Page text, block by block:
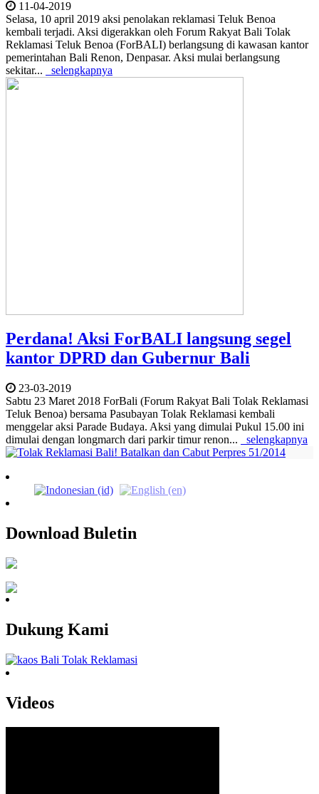
11-04-2019
Selasa, 10 april 2019 aksi penolakan reklamasi Teluk Benoa
kembali terjadi. Aksi digerakkan oleh Forum Rakyat Bali Tolak
Reklamasi Teluk Benoa (ForBALI) berlangsung di kawasan kantor
pemerintahan Bali Renon, Denpasar. Aksi mulai berlangsung
sekitar...
selengkapnya
Perdana! Aksi ForBALI langsung segel
kantor DPRD dan Gubernur Bali
23-03-2019
Sabtu 23 Maret 2018 ForBali (Forum Rakyat Bali Tolak Reklamasi
Teluk Benoa) bersama Pasubayan Tolak Reklamasi kembali
menggelar aksi Parade Budaya. Aksi yang dimulai Pukul 15.00 ini
dimulai dengan longmarch dari parkir timur renon...
selengkapnya
Download Buletin
Dukung Kami
Videos